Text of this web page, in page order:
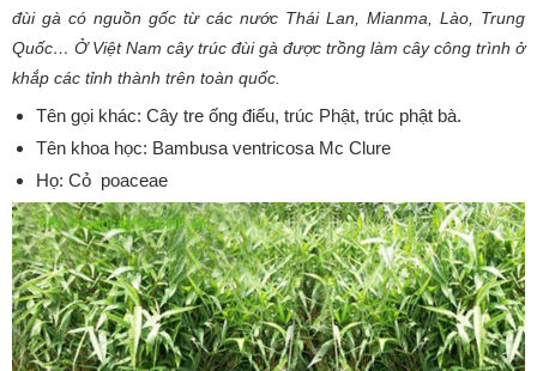
đùi gà có nguồn gốc từ các nước Thái Lan, Mianma, Lào, Trung
Quốc… Ở Việt Nam cây trúc đùi gà được trồng làm cây công trình ở
khắp các tỉnh thành trên toàn quốc.
Tên gọi khác: Cây tre ống điếu, trúc Phật, trúc phật bà.
Tên khoa học: Bambusa ventricosa Mc Clure
Họ: Cỏ poaceae